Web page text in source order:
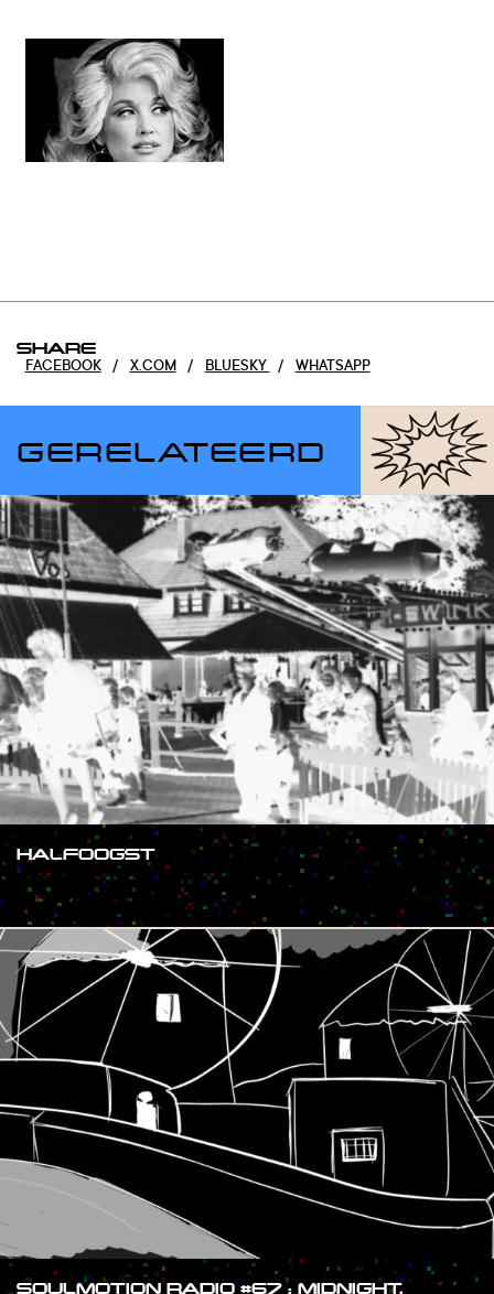
SHARE
FACEBOOK / X.COM / BLUESKY / WHATSAPP
GERELATEERD
HALFOOGST
#SHOW
SOULMOTION RADIO #67 : MIDNIGHT,